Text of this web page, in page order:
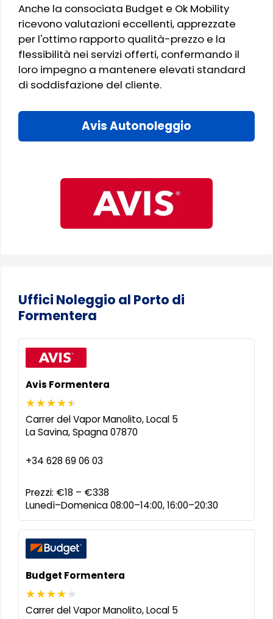
Anche la consociata Budget e Ok Mobility
ricevono valutazioni eccellenti, apprezzate
per l'ottimo rapporto qualità-prezzo e la
flessibilità nei servizi offerti, confermando il
loro impegno a mantenere elevati standard
di soddisfazione del cliente.
Avis Autonoleggio
Uffici Noleggio al Porto di
Formentera
Avis Formentera
Carrer del Vapor Manolito, Local 5
La Savina,Spagna 07870
+34 628 69 06 03
Prezzi: €18 – €338
Lunedì–Domenica 08:00–14:00, 16:00–20:30
Budget Formentera
Carrer del Vapor Manolito, Local 5